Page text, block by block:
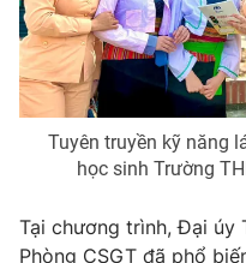
Hậu trường
Nhân vật
Khán giả
Giải sao mai
Điện ảnh
Âm nhạc
Sao
Đời sống
Du lịch
Làm đẹp
Giáo dục
Tuyển sinh
Học trực tuyến
Hitech Công nghệ
Tuyên truyền kỹ năng
học sinh Trường
Tại chương trình, Đại úy
Phòng CSGT đã phổ